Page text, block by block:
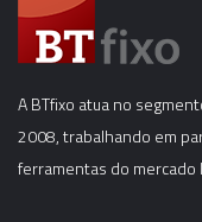
A BTfixo atua no
2008, trabalhando em
ferramentas do mercado